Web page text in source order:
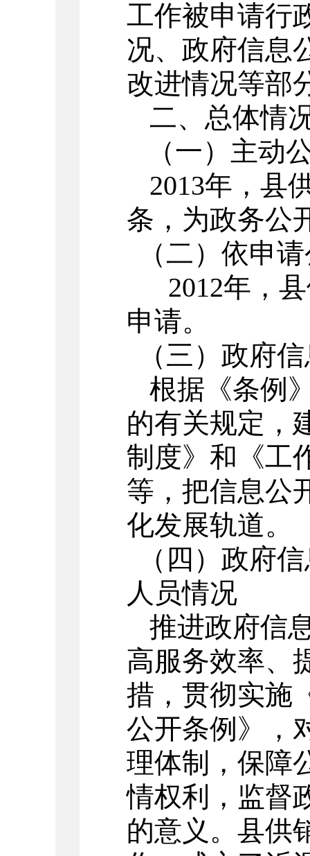
工作被申请行
况、政府信息
改进情况等部
二、总体情
（一）主动
2013年，县
条， 为政务公
（二）依申
2012年，
申请。
（三）政府
根据《条例
的有关规定，
制度》和《工
等，把信息公
化发展轨道。
（四）政府
人员情况
推进政府信
高服务效率、
措，贯彻实施
公开条例》，
理体制，保障
情权利，监督
的意义。县供